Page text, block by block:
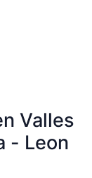
Valles
- Leon